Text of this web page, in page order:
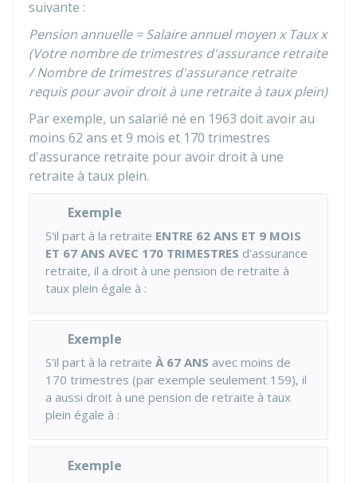
suivante :
Pension annuelle = Salaire annuel moyen x Taux x
(Votre nombre de trimestres d'assurance retraite
/ Nombre de trimestres d'assurance retraite
requis pour avoir droit à une retraite à taux plein)
Par exemple, un salarié né en 1963 doit avoir au
moins 62 ans et 9 mois et 170 trimestres
d'assurance retraite pour avoir droit à une
retraite à taux plein.
Exemple
S'il part à la retraite ENTRE 62 ANS ET 9 MOIS
ET 67 ANS AVEC 170 TRIMESTRES d'assurance
retraite, il a droit à une pension de retraite à
taux plein égale à :
Exemple
S'il part à la retraite À 67 ANS avec moins de
170 trimestres (par exemple seulement 159), il
a aussi droit à une pension de retraite à taux
plein égale à :
Exemple